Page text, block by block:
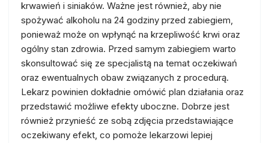
krwawień i siniaków. Ważne jest również, aby nie
spożywać alkoholu na 24 godziny przed zabiegiem,
ponieważ może on wpłynąć na krzepliwość krwi oraz
ogólny stan zdrowia. Przed samym zabiegiem warto
skonsultować się ze specjalistą na temat oczekiwań
oraz ewentualnych obaw związanych z procedurą.
Lekarz powinien dokładnie omówić plan działania oraz
przedstawić możliwe efekty uboczne. Dobrze jest
również przynieść ze sobą zdjęcia przedstawiające
oczekiwany efekt, co pomoże lekarzowi lepiej